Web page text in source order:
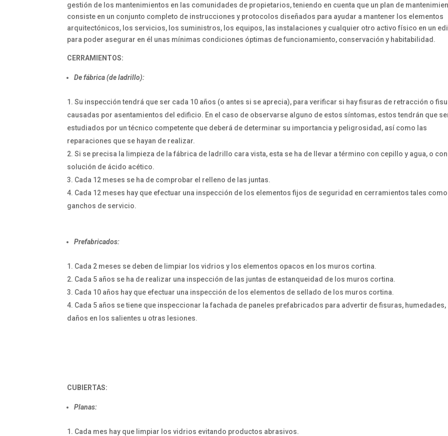
gestión de los mantenimientos en las comunidades de propietarios, teniendo en cuenta que un plan de
consiste en un conjunto completo de instrucciones y protocolos diseñados para ayudar a mantener los elementos
arquitectónicos, los servicios, los suministros, los equipos, las instalaciones y cualquier otro activo físico en un
para poder asegurar en él unas mínimas condiciones óptimas de funcionamiento, conservación y habitabilidad.
CERRAMIENTOS:
De fábrica (de ladrillo):
Su inspección tendrá que ser cada 10 años (o antes si se aprecia), para verificar si hay fisuras de retracción o
causadas por asentamientos del edificio. En el caso de observarse alguno de estos síntomas, estos tendrán que
estudiados por un técnico competente que deberá de determinar su importancia y peligrosidad, así como las
reparaciones que se hayan de realizar.
Si se precisa la limpieza de la fábrica de ladrillo cara vista, esta se ha de llevar a término con cepillo y agua, o
solución de ácido acético.
Cada 12 meses se ha de comprobar el relleno de las juntas.
Cada 12 meses hay que efectuar una inspección de los elementos fijos de seguridad en cerramientos tales como
ganchos de servicio.
Prefabricados:
Cada 2 meses se deben de limpiar los vidrios y los elementos opacos en los muros cortina.
Cada 5 años se ha de realizar una inspección de las juntas de estanqueidad de los muros cortina.
Cada 10 años hay que efectuar una inspección de los elementos de sellado de los muros cortina.
Cada 5 años se tiene que inspeccionar la fachada de paneles prefabricados para advertir de fisuras, humedades,
daños en los salientes u otras lesiones.
CUBIERTAS:
Planas:
Cada mes hay que limpiar los vidrios evitando productos abrasivos.